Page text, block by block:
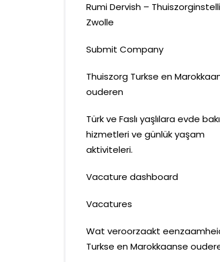
Rumi Dervish –
Zwolle
Submit Company
Thuiszorg Turkse en
ouderen
Türk ve Faslı yaşlılara evde
hizmetleri ve günlük yaşam
aktiviteleri.
Vacature dashboard
Vacatures
Wat veroorzaakt
Turkse en Marokkaanse